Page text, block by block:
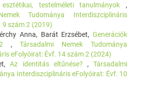
testelméleti tanulmányok ,
Tudománya Interdiszciplináris
9 szám 2 (2019)
Anna, Barát Erzsébet, Generációk
2 ,Társadalmi Nemek Tudománya
eFolyóirat: Évf. 14 szám 2 (2024)
Az identitás eltűnése? ,Társadalmi
Interdiszciplináris eFolyóirat: Évf. 10